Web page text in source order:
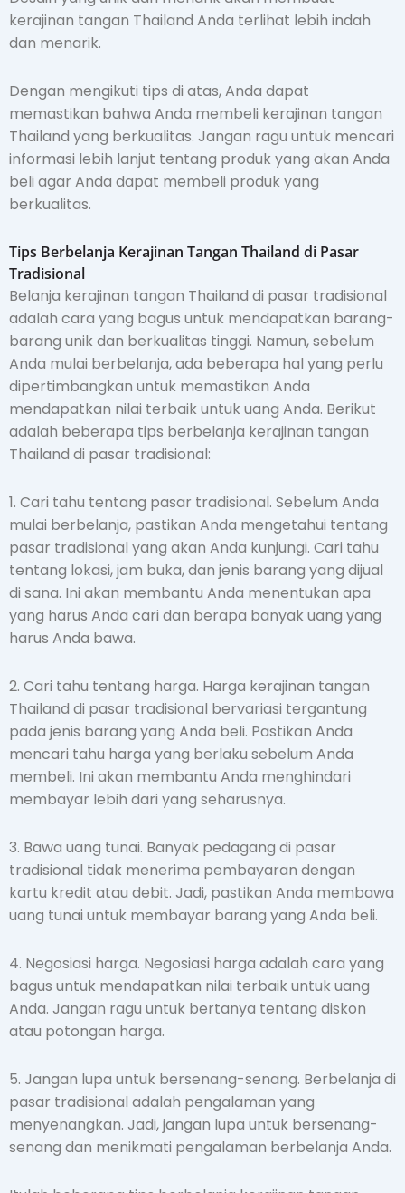
kerajinan tangan Thailand Anda terlihat lebih indah
dan menarik.
Dengan mengikuti tips di atas, Anda dapat
memastikan bahwa Anda membeli kerajinan tangan
Thailand yang berkualitas. Jangan ragu untuk mencari
informasi lebih lanjut tentang produk yang akan Anda
beli agar Anda dapat membeli produk yang
berkualitas.
Tips Berbelanja Kerajinan Tangan Thailand di Pasar
Tradisional
Belanja kerajinan tangan Thailand di pasar tradisional
adalah cara yang bagus untuk mendapatkan barang-
barang unik dan berkualitas tinggi. Namun, sebelum
Anda mulai berbelanja, ada beberapa hal yang perlu
dipertimbangkan untuk memastikan Anda
mendapatkan nilai terbaik untuk uang Anda. Berikut
adalah beberapa tips berbelanja kerajinan tangan
Thailand di pasar tradisional:
1. Cari tahu tentang pasar tradisional. Sebelum Anda
mulai berbelanja, pastikan Anda mengetahui tentang
pasar tradisional yang akan Anda kunjungi. Cari tahu
tentang lokasi, jam buka, dan jenis barang yang dijual
di sana. Ini akan membantu Anda menentukan apa
yang harus Anda cari dan berapa banyak uang yang
harus Anda bawa.
2. Cari tahu tentang harga. Harga kerajinan tangan
Thailand di pasar tradisional bervariasi tergantung
pada jenis barang yang Anda beli. Pastikan Anda
mencari tahu harga yang berlaku sebelum Anda
membeli. Ini akan membantu Anda menghindari
membayar lebih dari yang seharusnya.
3. Bawa uang tunai. Banyak pedagang di pasar
tradisional tidak menerima pembayaran dengan
kartu kredit atau debit. Jadi, pastikan Anda membawa
uang tunai untuk membayar barang yang Anda beli.
4. Negosiasi harga. Negosiasi harga adalah cara yang
bagus untuk mendapatkan nilai terbaik untuk uang
Anda. Jangan ragu untuk bertanya tentang diskon
atau potongan harga.
5. Jangan lupa untuk bersenang-senang. Berbelanja di
pasar tradisional adalah pengalaman yang
menyenangkan. Jadi, jangan lupa untuk bersenang-
senang dan menikmati pengalaman berbelanja Anda.